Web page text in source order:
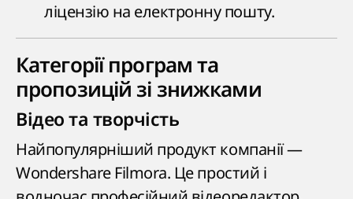
ліцензію на електронну пошту.
Категорії програм та
пропозицій зі знижками
Відео та творчість
Найпопулярніший продукт компанії —
Wondershare Filmora. Це простий і